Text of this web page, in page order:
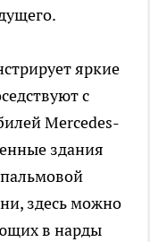
яркие
с
Mercedes-
здания
здесь можно
в нарды